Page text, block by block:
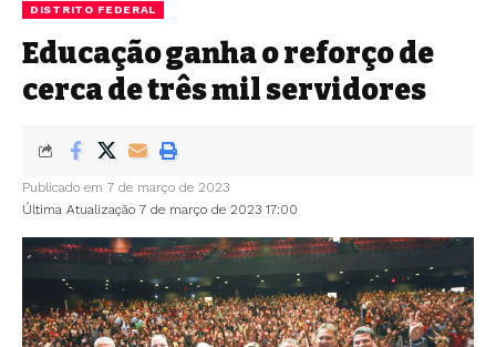
DISTRITO FEDERAL
Educação ganha o reforço de
cerca de três mil servidores
Última Atualização 7 de março de 2023 17:00
Publicado em 7 de março de 2023